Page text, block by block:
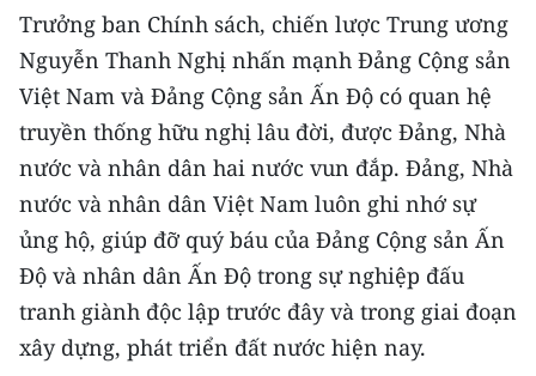
Media Y tế
Media Khoa học - Công nghệ
Media Môi trường
Ảnh
Infographic
TIN MỚI
TIN ĐỊA PHƯƠNG
Trưởng ban Chính sách, chiến lược Trung ương
Nguyễn Thanh Nghị nhấn mạnh Đảng Cộng sản
Việt Nam và Đảng Cộng sản Ấn Độ có quan hệ
truyền thống hữu nghị lâu đời, được Đảng, Nhà
nước và nhân dân hai nước vun đắp. Đảng, Nhà
nước và nhân dân Việt Nam luôn ghi nhớ sự
ủng hộ, giúp đỡ quý báu của Đảng Cộng sản Ấn
Độ và nhân dân Ấn Độ trong sự nghiệp đấu
tranh giành độc lập trước đây và trong giai đoạn
xây dựng, phát triển đất nước hiện nay.